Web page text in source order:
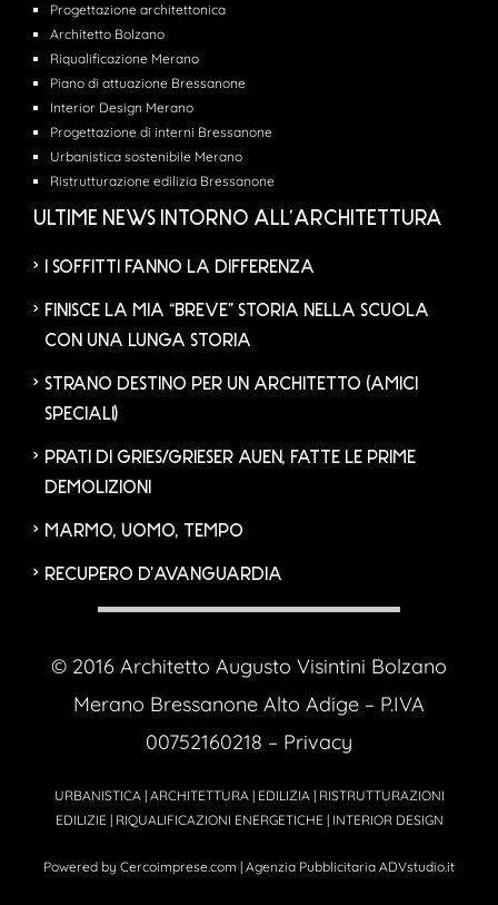
Progettazione architettonica
Architetto Bolzano
Riqualificazione Merano
Piano di attuazione Bressanone
Interior Design Merano
Progettazione di interni Bressanone
Urbanistica sostenibile Merano
Ristrutturazione edilizia Bressanone
ULTIME NEWS INTORNO ALL’ARCHITETTURA
I SOFFITTI FANNO LA DIFFERENZA
FINISCE LA MIA “BREVE” STORIA NELLA SCUOLA
CON UNA LUNGA STORIA
STRANO DESTINO PER UN ARCHITETTO (AMICI
SPECIALI)
PRATI DI GRIES/GRIESER AUEN, FATTE LE PRIME
DEMOLIZIONI
MARMO, UOMO, TEMPO
RECUPERO D’AVANGUARDIA
© 2016 Architetto Augusto Visintini Bolzano
Merano Bressanone Alto Adige – P.IVA
00752160218 – Privacy
URBANISTICA | ARCHITETTURA | EDILIZIA | RISTRUTTURAZIONI
EDILIZIE | RIQUALIFICAZIONI ENERGETICHE | INTERIOR DESIGN
Powered by Cercoimprese.com | Agenzia Pubblicitaria ADVstudio.it